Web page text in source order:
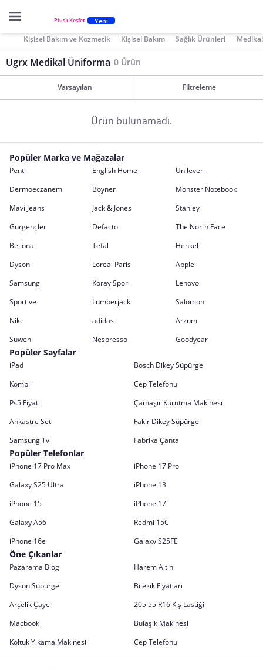
Plus'ı Keşfet Yeni
Kişisel Bakım ve Kozmetik Kişisel Bakım Sağlık Ürünleri
Ugrx Medikal Üniforma 0 Ürün
Varsayılan Filtreleme
Ürün bulunamadı.
Popüler Marka ve Mağazalar
Penti English Home
Unilever
Dermoeczanem
Boyner
Monster Notebook
Mavi Jeans
Jack & Jones
Stanley
Gürgençler
Defacto
The North Face
Bellona
Tefal
Henkel
Dyson
Loreal Paris
Apple
Samsung
Koray Spor
Lenovo
Sportive
Lumberjack
Salomon
Nike
adidas
Arzum
Suwen
Nespresso Goodyear
Popüler Sayfalar
iPad
Bosch Dikey Süpürge
Kombi
Cep Telefonu
Ps5 Fiyat
Çamaşır Kurutma Makinesi
Ankastre Set
Fakir Dikey Süpürge
Samsung Tv
Fabrika Çanta
Popüler Telefonlar
iPhone 17 Pro Max
iPhone 17 Pro
Galaxy S25 Ultra
iPhone 13
iPhone 15
iPhone 17
Galaxy A56
Redmi 15C
iPhone 16e
Galaxy S25FE
Öne Çıkanlar
Pazarama Blog
Harem Altın
Dyson Süpürge
Bilezik Fiyatları
Arçelik Çaycı
205 55 R16 Kış Lastiği
Macbook
Bulaşık Makinesi
Koltuk Yıkama Makinesi
Cep Telefonu